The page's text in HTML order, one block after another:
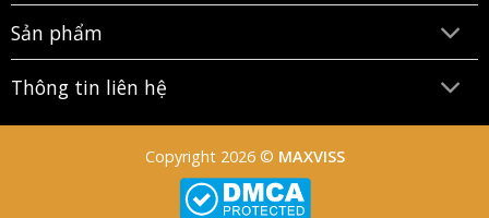
Sản phẩm
Thông tin liên hệ
Copyright 2026 © MAXVISS